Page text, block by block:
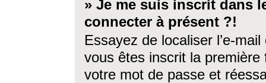
» Je me suis inscrit dans
connecter à présent ?!
Essayez de localiser l’e-
vous êtes inscrit la première
votre mot de passe et